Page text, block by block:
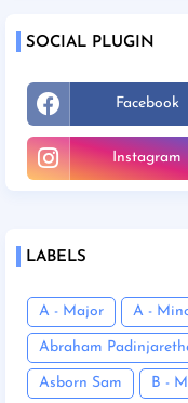
SOCIAL PLUGIN
Facebook
Instagram
LABELS
A - Major A -
Abraham
Asborn Sam B -